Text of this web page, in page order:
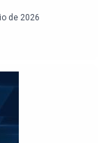
de 2026